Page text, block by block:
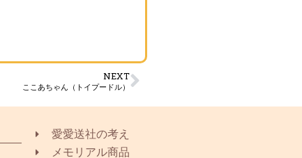
NEXT
ここあちゃん（トイプードル）
愛愛送社の考え
メモリアル商品